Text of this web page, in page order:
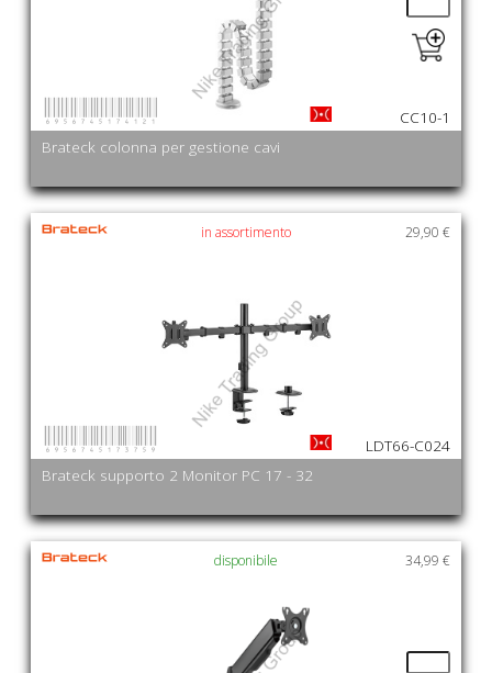
Brateck colonna per gestione cavi
CC10-1
29,90 €
Brateck supporto 2 Monitor PC 17 - 32
in assortimento
LDT66-C024
34,99 €
disponibile